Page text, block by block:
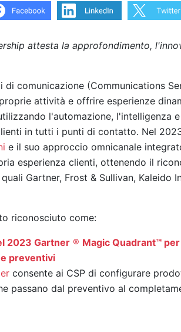
attesta la approfondimento,
di comunicazione (Communications
attività e offrire esperienze
l'automazione, l'intelligenza
in tutti i punti di contatto. Nel
e il suo approccio omnicanale
esperienza clienti, ottenendo il
Gartner, Frost & Sullivan, Kaleido
riconosciuto come:
2023 Gartner ® Magic Quadrant™
preventivi
consente ai CSP di configurare
passano dal preventivo al